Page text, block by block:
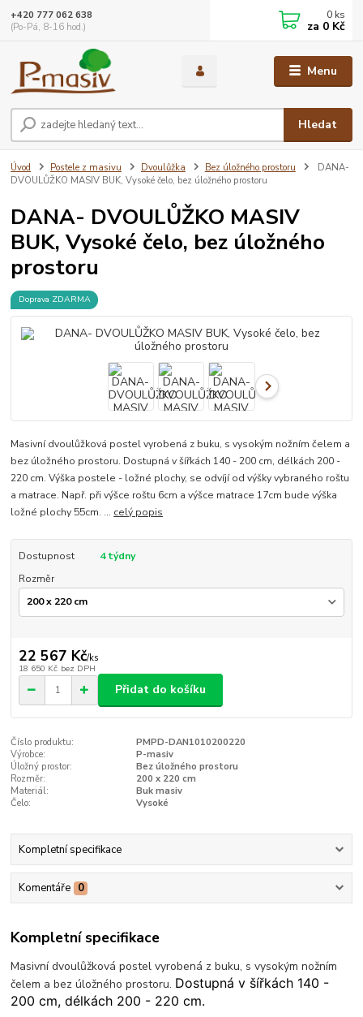
Menu
Hledat
+420 777 062 638
(Po-Pá, 8-16 hod.)
0 ks
za 0 Kč
Úvod Postele z masivu Dvoulůžka Bez úložného prostoru
DANA-
DVOULŮŽKO MASIV BUK, Vysoké čelo, bez úložného prostoru
DANA- DVOULŮŽKO MASIV
BUK, Vysoké čelo, bez úložného
prostoru
Doprava ZDARMA
Masivní dvoulůžková postel vyrobená z buku, s vysokým nožním čelem a
bez úložného prostoru. Dostupná v šířkách 140 - 200 cm, délkách 200 -
220 cm. Výška postele - ložné plochy, se odvíjí od výšky vybraného roštu
a matrace. Např. při výšce roštu 6cm a výšce matrace 17cm bude výška
ložné plochy 55cm. ... celý popis
Dostupnost
4 týdny
Rozměr
22 567 Kč/ks
18 650 Kč bez DPH
Přidat do košíku
Číslo produktu:
PMPD-DAN1010200220
Výrobce:
P-masiv
Úložný prostor:
Bez úložného prostoru
Rozměr:
200 x 220 cm
Materiál:
Buk masiv
Čelo:
Vysoké
Kompletní specifikace
Komentáře 0
Kompletní specifikace
Masivní dvoulůžková postel vyrobená z buku, s vysokým nožním
čelem a bez úložného prostoru. Dostupná v šířkách 140 -
200 cm, délkách 200 - 220 cm.